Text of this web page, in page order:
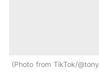
Photo from TikTok/